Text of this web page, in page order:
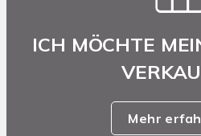
ICH MÖCHTE
Mehr